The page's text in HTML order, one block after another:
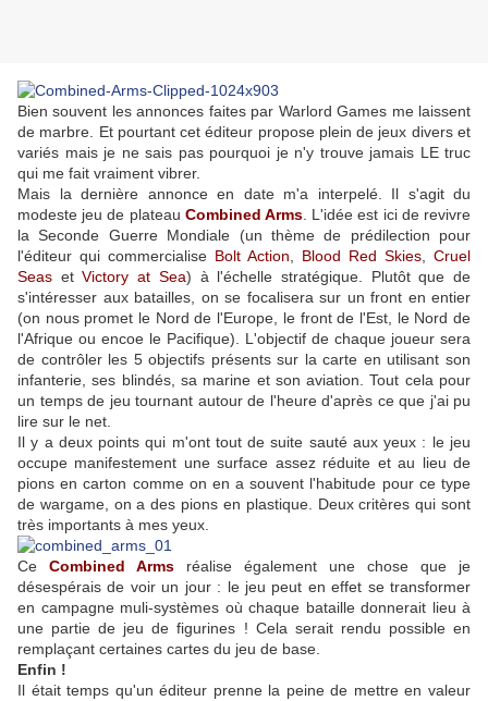
Bien souvent les annonces faites par Warlord Games me laissent
de marbre. Et pourtant cet éditeur propose plein de jeux divers et
variés mais je ne sais pas pourquoi je n'y trouve jamais LE truc
qui me fait vraiment vibrer.
Mais la dernière annonce en date m'a interpelé. Il s'agit du
modeste jeu de plateau Combined Arms . L'idée est ici de revivre
la Seconde Guerre Mondiale (un thème de prédilection pour
l'éditeur qui commercialise Bolt Action Blood Red Skies
Cruel
Seas etVictory at Sea) à l'échelle stratégique. Plutôt que de
s'intéresser aux batailles, on se focalisera sur un front en entier
(on nous promet le Nord de l'Europe, le front de l'Est, le Nord de
l'Afrique ou encoe le Pacifique). L'objectif de chaque joueur sera
de contrôler les 5 objectifs présents sur la carte en utilisant son
infanterie, ses blindés, sa marine et son aviation. Tout cela pour
un temps de jeu tournant autour de l'heure d'après ce que j'ai pu
lire sur le net.
Il y a deux points qui m'ont tout de suite sauté aux yeux : le jeu
occupe manifestement une surface assez réduite et au lieu de
pions en carton comme on en a souvent l'habitude pour ce type
de wargame, on a des pions en plastique. Deux critères qui sont
très importants à mes yeux.
Ce Combined Arms réalise également une chose que je
désespérais de voir un jour : le jeu peut en effet se transformer
en campagne muli-systèmes où chaque bataille donnerait lieu à
une partie de jeu de figurines ! Cela serait rendu possible en
remplaçant certaines cartes du jeu de base.
Enfin !
Il était temps qu'un éditeur prenne la peine de mettre en valeur